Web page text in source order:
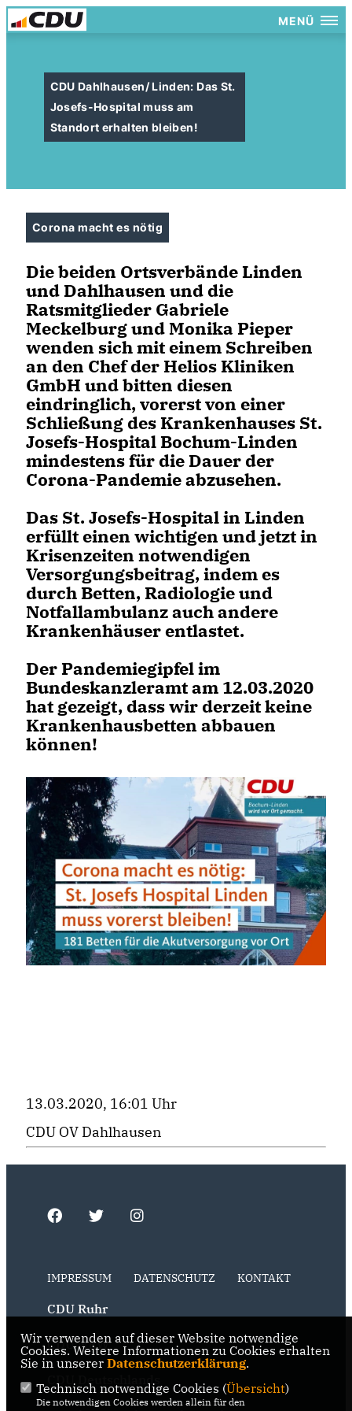
MENÜ
CDU Dahlhausen/ Linden: Das St.
Josefs-Hospital muss am
Standort erhalten bleiben!
Corona macht es nötig
Die beiden Ortsverbände Linden
und Dahlhausen und die
Ratsmitglieder Gabriele
Meckelburg und Monika Pieper
wenden sich mit einem Schreiben
an den Chef der Helios Kliniken
GmbH und bitten diesen
eindringlich, vorerst von einer
Schließung des Krankenhauses St.
Josefs-Hospital Bochum-Linden
mindestens für die Dauer der
Corona-Pandemie abzusehen.
Das St. Josefs-Hospital in Linden
erfüllt einen wichtigen und jetzt in
Krisenzeiten notwendigen
Versorgungsbeitrag, indem es
durch Betten, Radiologie und
Notfallambulanz auch andere
Krankenhäuser entlastet.
Der Pandemiegipfel im
Bundeskanzleramt am 12.03.2020
hat gezeigt, dass wir derzeit keine
Krankenhausbetten abbauen
können!
13.03.2020, 16:01 Uhr
CDU OV Dahlhausen
IMPRESSUM DATENSCHUTZ KONTAKT
CDU Ruhr
CDU NRW
Wir verwenden auf dieser Website notwendige
Cookies. Weitere Informationen zu Cookies erhalten
Sie in unserer Datenschutzerklärung.
Technisch notwendige Cookies (Übersicht)
Die notwendigen Cookies werden allein für den